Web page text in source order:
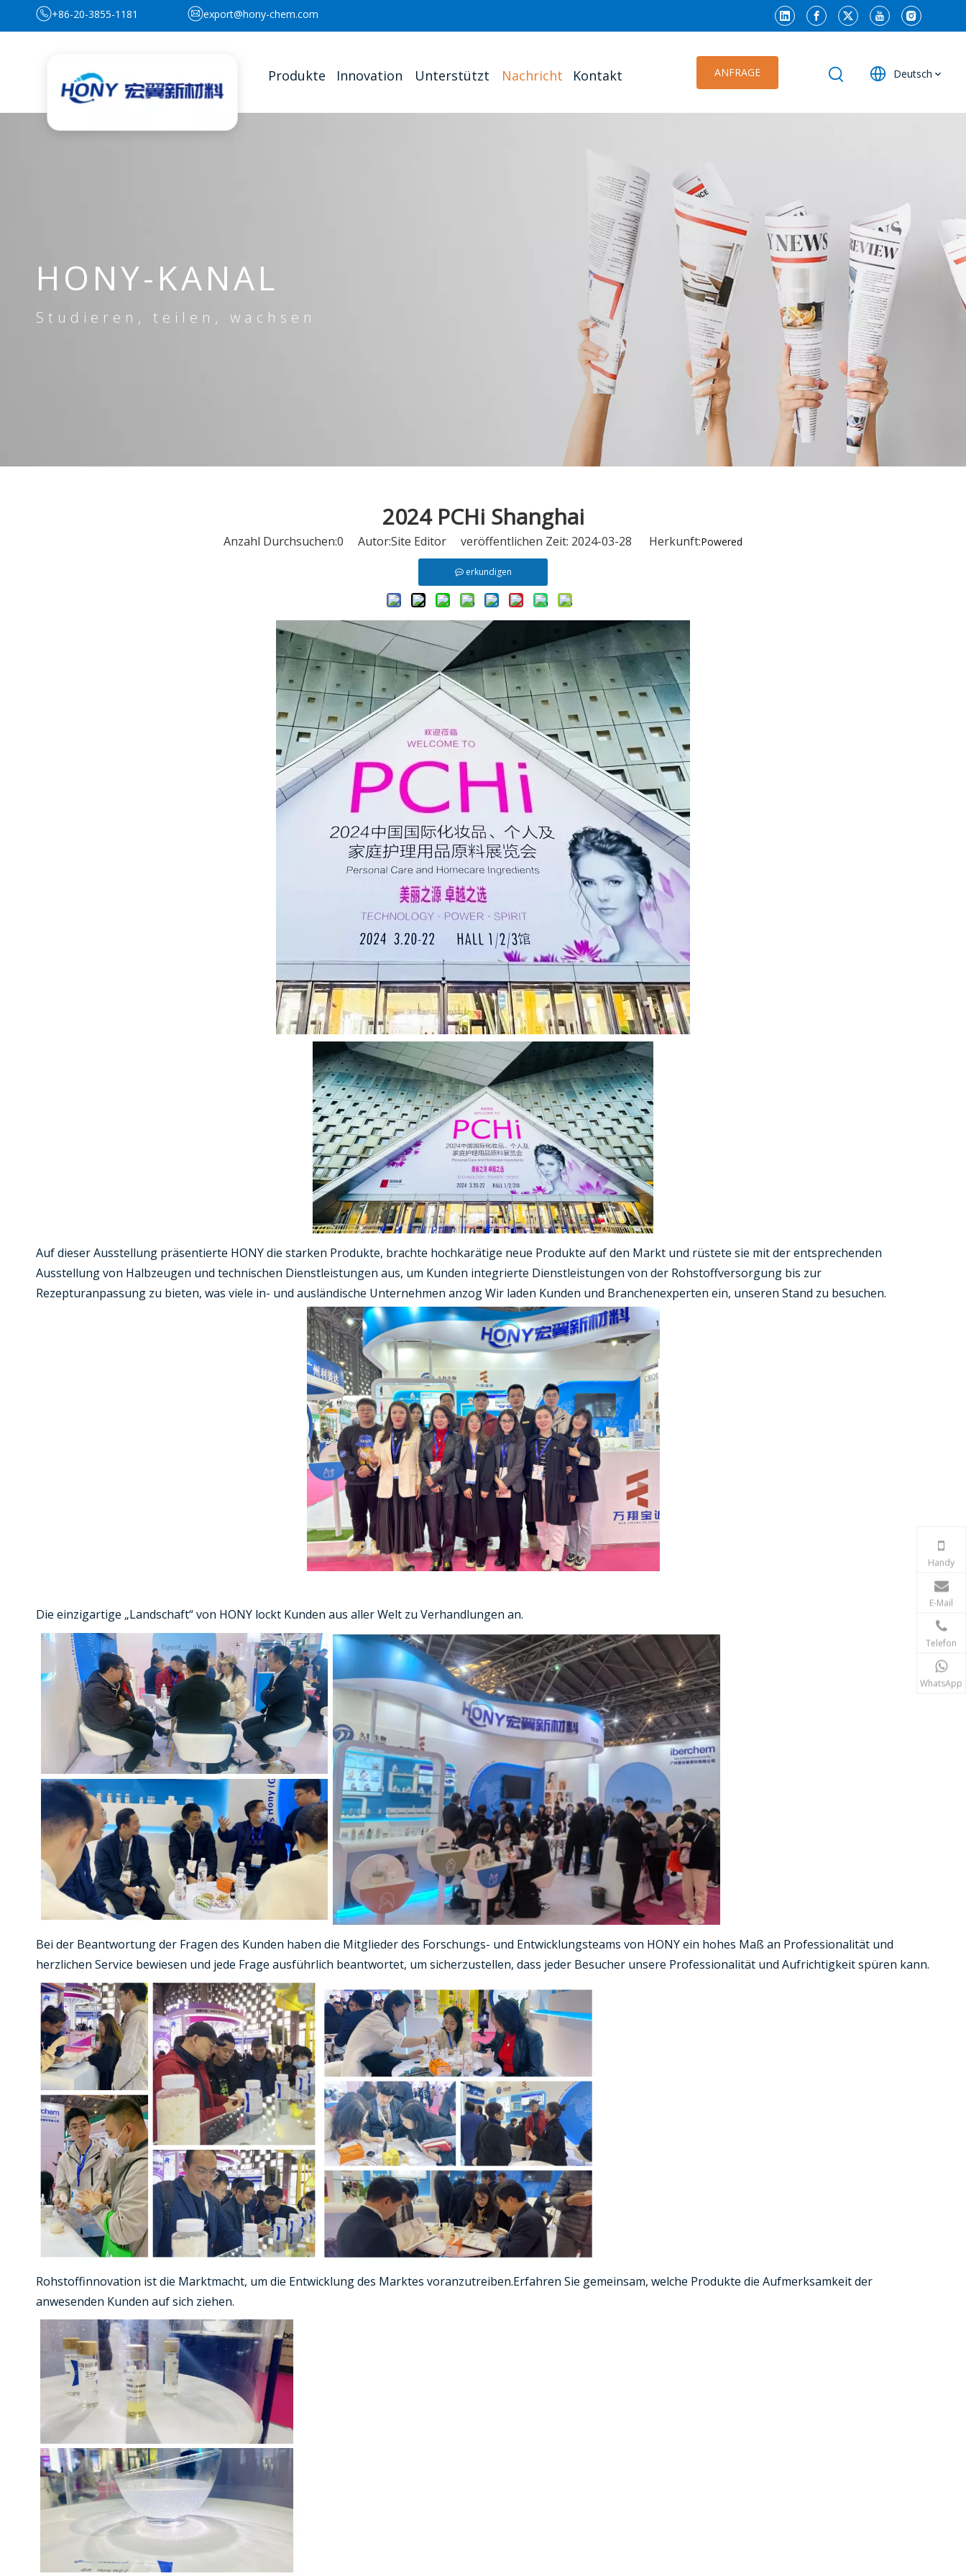
+86-20-3855-1181 export@hony-chem.com
Produkte Innovation Unterstützt Nachricht Kontakt ANFRAGE Deutsch
HONY-KANAL
Studieren, teilen, wachsen
2024 PCHi Shanghai
Anzahl Durchsuchen:0 Autor:Site Editor veröffentlichen Zeit: 2024-03-28 Herkunft:Powered
erkundigen
Auf dieser Ausstellung präsentierte HONY die starken Produkte, brachte hochkarätige neue Produkte auf den Markt und rüstete sie mit der entsprechenden
Ausstellung von Halbzeugen und technischen Dienstleistungen aus, um Kunden integrierte Dienstleistungen von der Rohstoffversorgung bis zur
Rezepturanpassung zu bieten, was viele in- und ausländische Unternehmen anzog Wir laden Kunden und Branchenexperten ein, unseren Stand zu besuchen.
Die einzigartige „Landschaft“ von HONY lockt Kunden aus aller Welt zu Verhandlungen an.
Bei der Beantwortung der Fragen des Kunden haben die Mitglieder des Forschungs- und Entwicklungsteams von HONY ein hohes Maß an Professionalität und
herzlichen Service bewiesen und jede Frage ausführlich beantwortet, um sicherzustellen, dass jeder Besucher unsere Professionalität und Aufrichtigkeit spüren kann.
Rohstoffinnovation ist die Marktmacht, um die Entwicklung des Marktes voranzutreiben.Erfahren Sie gemeinsam, welche Produkte die Aufmerksamkeit der
anwesenden Kunden auf sich ziehen.
Handy
E-Mail
Telefon
WhatsApp